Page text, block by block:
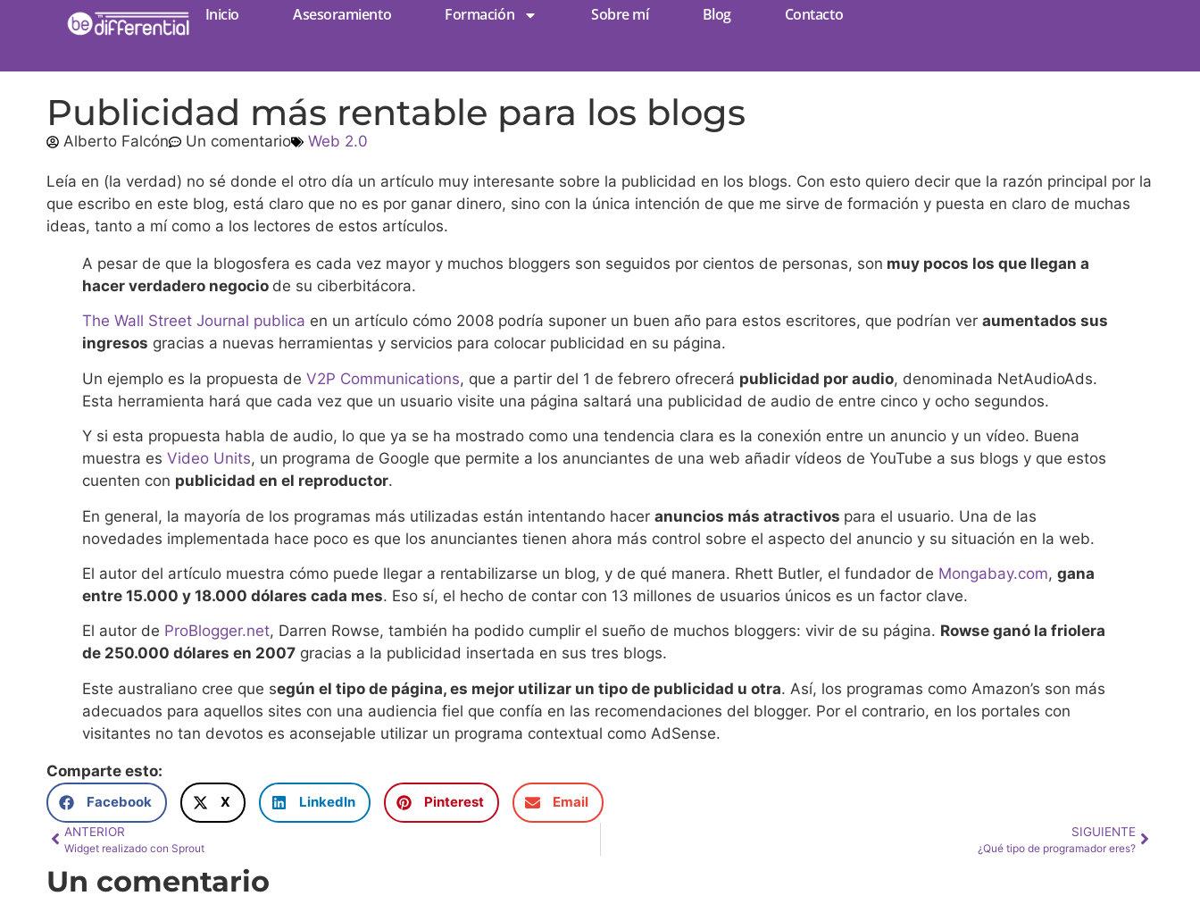
Inicio Asesoramiento Formación Sobre mí Blog Contacto
Publicidad más rentable para los blogs
Alberto Falcón Un comentario Web 2.0
Leía en (la verdad) no sé donde el otro día un artículo muy interesante sobre la publicidad en los blogs. Con esto quiero decir que la razón principal por la
que escribo en este blog, está claro que no es por ganar dinero, sino con la única intención de que me sirve de formación y puesta en claro de muchas
ideas, tanto a mí como a los lectores de estos artículos.
A pesar de que la blogosfera es cada vez mayor y muchos bloggers son seguidos por cientos de personas, son muy pocos los que llegan a
hacer verdadero negocio de su ciberbitácora.
The Wall Street Journal publica en un artículo cómo 2008 podría suponer un buen año para estos escritores, que podrían ver aumentados sus
ingresos gracias a nuevas herramientas y servicios para colocar publicidad en su página.
Un ejemplo es la propuesta de V2P Communications, que a partir del 1 de febrero ofrecerá publicidad por audio, denominada NetAudioAds.
Esta herramienta hará que cada vez que un usuario visite una página saltará una publicidad de audio de entre cinco y ocho segundos.
Y si esta propuesta habla de audio, lo que ya se ha mostrado como una tendencia clara es la conexión entre un anuncio y un vídeo. Buena
muestra es Video Units, un programa de Google que permite a los anunciantes de una web añadir vídeos de YouTube a sus blogs y que estos
cuenten con publicidad en el reproductor.
En general, la mayoría de los programas más utilizadas están intentando hacer anuncios más atractivos para el usuario. Una de las
novedades implementada hace poco es que los anunciantes tienen ahora más control sobre el aspecto del anuncio y su situación en la web.
El autor del artículo muestra cómo puede llegar a rentabilizarse un blog, y de qué manera. Rhett Butler, el fundador de Mongabay.com, gana
entre 15.000 y 18.000 dólares cada mes. Eso sí, el hecho de contar con 13 millones de usuarios únicos es un factor clave.
El autor de ProBlogger.net, Darren Rowse, también ha podido cumplir el sueño de muchos bloggers: vivir de su página. Rowse ganó la friolera
de 250.000 dólares en 2007 gracias a la publicidad insertada en sus tres blogs.
Este australiano cree que según el tipo de página, es mejor utilizar un tipo de publicidad u otra. Así, los programas como Amazon’s son más
adecuados para aquellos sites con una audiencia fiel que confía en las recomendaciones del blogger. Por el contrario, en los portales con
visitantes no tan devotos es aconsejable utilizar un programa contextual como AdSense.
Comparte esto:
Facebook X LinkedIn Pinterest Email
ANTERIOR
Widget realizado con Sprout
SIGUIENTE
¿Qué tipo de programador eres?
Un comentario